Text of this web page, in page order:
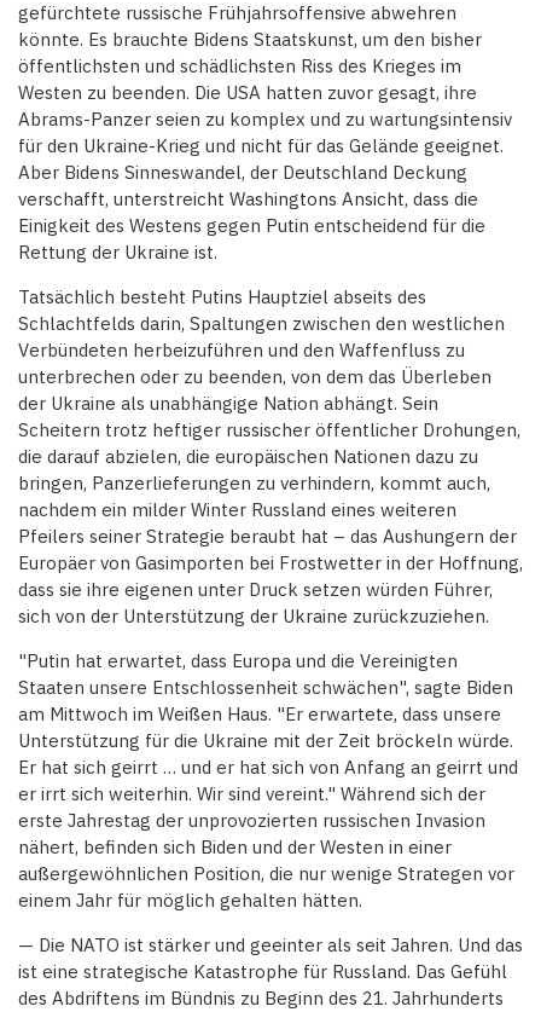
gefürchtete russische Frühjahrsoffensive abwehren
könnte. Es brauchte Bidens Staatskunst, um den bisher
öffentlichsten und schädlichsten Riss des Krieges im
Westen zu beenden. Die USA hatten zuvor gesagt, ihre
Abrams-Panzer seien zu komplex und zu wartungsintensiv
für den Ukraine-Krieg und nicht für das Gelände geeignet.
Aber Bidens Sinneswandel, der Deutschland Deckung
verschafft, unterstreicht Washingtons Ansicht, dass die
Einigkeit des Westens gegen Putin entscheidend für die
Rettung der Ukraine ist.
Tatsächlich besteht Putins Hauptziel abseits des
Schlachtfelds darin, Spaltungen zwischen den westlichen
Verbündeten herbeizuführen und den Waffenfluss zu
unterbrechen oder zu beenden, von dem das Überleben
der Ukraine als unabhängige Nation abhängt. Sein
Scheitern trotz heftiger russischer öffentlicher Drohungen,
die darauf abzielen, die europäischen Nationen dazu zu
bringen, Panzerlieferungen zu verhindern, kommt auch,
nachdem ein milder Winter Russland eines weiteren
Pfeilers seiner Strategie beraubt hat – das Aushungern der
Europäer von Gasimporten bei Frostwetter in der Hoffnung,
dass sie ihre eigenen unter Druck setzen würden Führer,
sich von der Unterstützung der Ukraine zurückzuziehen.
"Putin hat erwartet, dass Europa und die Vereinigten
Staaten unsere Entschlossenheit schwächen", sagte Biden
am Mittwoch im Weißen Haus. "Er erwartete, dass unsere
Unterstützung für die Ukraine mit der Zeit bröckeln würde.
Er hat sich geirrt … und er hat sich von Anfang an geirrt und
er irrt sich weiterhin. Wir sind vereint." Während sich der
erste Jahrestag der unprovozierten russischen Invasion
nähert, befinden sich Biden und der Westen in einer
außergewöhnlichen Position, die nur wenige Strategen vor
einem Jahr für möglich gehalten hätten.
— Die NATO ist stärker und geeinter als seit Jahren. Und das
ist eine strategische Katastrophe für Russland. Das Gefühl
des Abdriftens im Bündnis zu Beginn des 21. Jahrhunderts